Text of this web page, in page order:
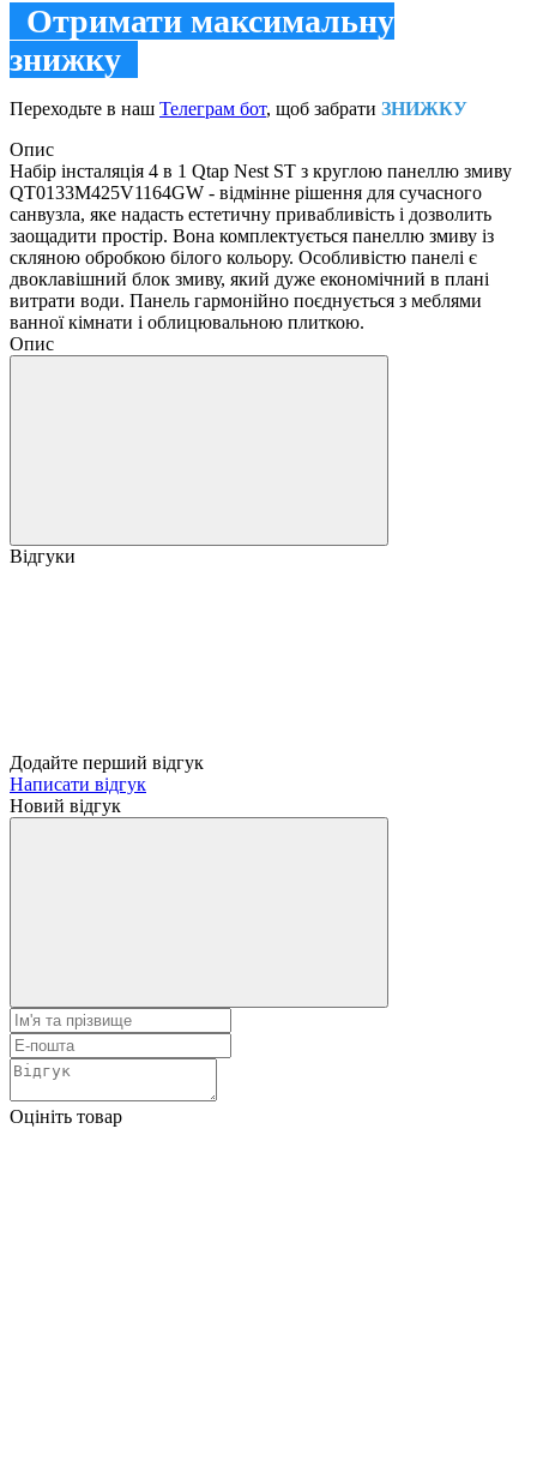
Отримати максимальну
знижку
Переходьте в наш Телеграм бот, щоб забрати ЗНИЖКУ
Опис
Набір інсталяція 4 в 1 Qtap Nest ST з круглою панеллю змиву
QT0133M425V1164GW - відмінне рішення для сучасного
санвузла, яке надасть естетичну привабливість і дозволить
заощадити простір. Вона комплектується панеллю змиву із
скляною обробкою білого кольору. Особливістю панелі є
двоклавішний блок змиву, який дуже економічний в плані
витрати води. Панель гармонійно поєднується з меблями
ванної кімнати і облицювальною плиткою.
Опис
Відгуки
Додайте перший відгук
Написати відгук
Новий відгук
Оцініть товар